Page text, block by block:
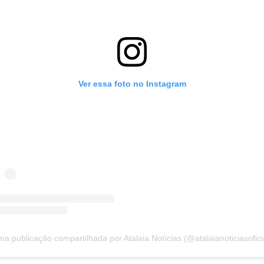
Ver essa foto no Instagram
publicação compartilhada por Atalaia Notícias